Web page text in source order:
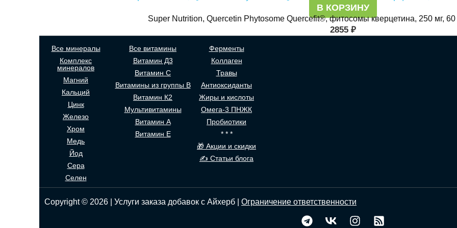
В КОРЗИНУ
Super Nutrition, Quercetin Phytosome Quercefit®, фитосомы кверцетина, 250 мг, 60
2855 ₽
Все минералы
Комплекс
минералов
Магний
Кальций
Цинк
Железо
Хром
Медь
Йод
Сера
Селен
Все витамины
Витамин Д3
Витамин С
Витамины из группы В
Витамин К2
Мультивитамины
Витамин А
Витамин Е
Ферменты
Коллаген
Травы
Антиоксиданты
Жиры и кислоты
Омега-3 ПНЖК
Пробиотики
* * *
🎁 Акции и скидки
✍ Статьи блога
Copyright © 2026 | Услуги заказа добавок с Айхерб | Ограничение ответственности